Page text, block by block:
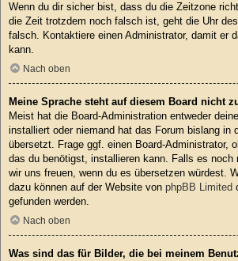
Wenn du dir sicher bist, dass du die Zeitzone
die Zeit trotzdem noch falsch ist, geht die Uhr
falsch. Kontaktiere einen Administrator, damit er
kann.
Nach oben
Meine Sprache steht auf diesem Board nicht
Meist hat die Board-Administration entweder
installiert oder niemand hat das Forum bislang in
übersetzt. Frage ggf. einen Board-Administrator,
das du benötigst, installieren kann. Falls es noch
wir uns freuen, wenn du es übersetzen würdest.
dazu können auf der Website von phpBB Limited
gefunden werden.
Nach oben
Was sind das für Bilder, die bei meinem